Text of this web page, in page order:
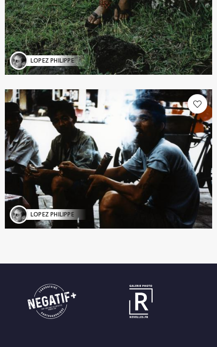
LOPEZ PHILIPPE
LOPEZ PHILIPPE